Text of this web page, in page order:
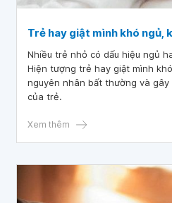
Trẻ hay giật mình khó ngủ,
Nhiều trẻ nhỏ có dấu hiệu ngủ
Hiện tượng trẻ hay giật mình
nguyên nhân bất thường và
của trẻ.
Xem thêm